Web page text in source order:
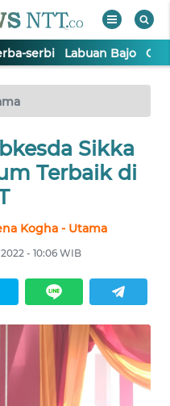
serbi Labuan Bajo
Sikka
Terbaik di
Kogha - Utama
- 10:06 WIB